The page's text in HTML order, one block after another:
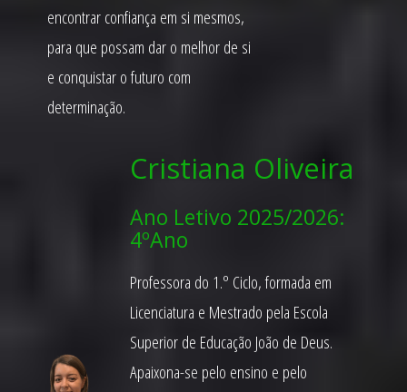
encontrar confiança em si mesmos,
para que possam dar o melhor de si
e conquistar o futuro com
determinação.
Cristiana Oliveira
Ano Letivo 2025/2026:
4ºAno
Professora do 1.º Ciclo, formada em
Licenciatura e Mestrado pela Escola
Superior de Educação João de Deus.
Apaixona-se pelo ensino e pelo